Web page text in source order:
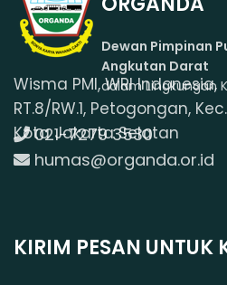
Dewan Pimpinan
Angkutan Darat
dalam Lingkungan
Wisma PMI, WRI Indonesia,
RT.8/RW.1, Petogongan,
Kota Jakarta Selatan
021-7279 3530
humas@organda.or.id
KIRIM PESAN UNTUK